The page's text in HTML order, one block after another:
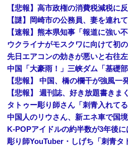
ウクライナがモスクワに向けて初
先日エアコンの効きが悪いと右往